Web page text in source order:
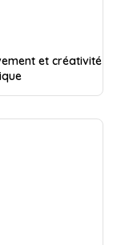
et créativité